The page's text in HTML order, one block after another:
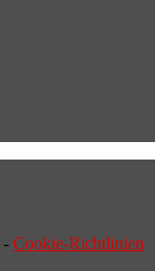
- Cookie-Richtlinien